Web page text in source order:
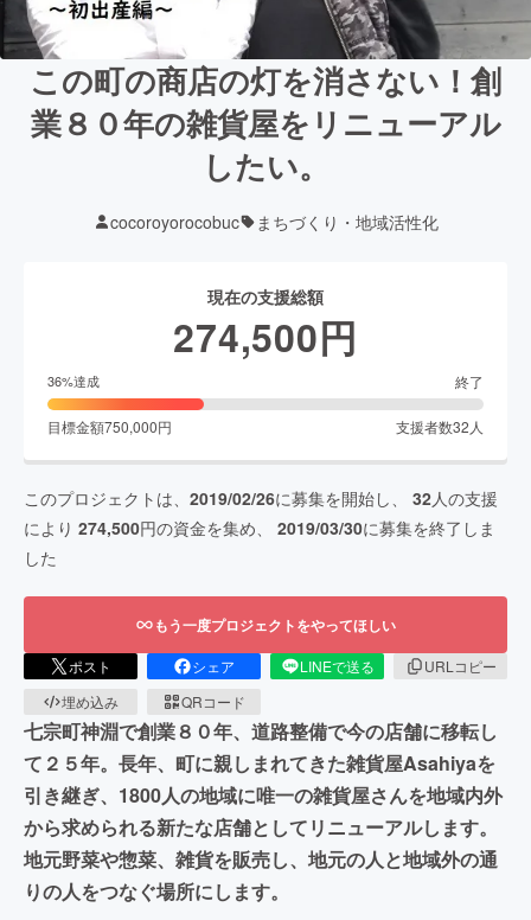
この町の商店の灯を消さない！創
業８０年の雑貨屋をリニューアル
したい。
cocoroyorocobuc まちづくり・地域活性化
現在の支援総額
274,500円
36%達成 終了
目標金額750,000円 支援者数32 人
このプロジェクトは、 2019/02/26に募集を開始し、 32人の支援
により 274,500円の資金を集め、 2019/03/30に募集を終了しま
した
もう一度プロジェクトをやってほしい
ポスト シェア LINEで送る
URLコピー
埋め込み
QRコード
七宗町神淵で創業８０年、道路整備で今の店舗に移転し
て２５年。長年、町に親しまれてきた雑貨屋Asahiyaを
引き継ぎ、1800人の地域に唯一の雑貨屋さんを地域内外
から求められる新たな店舗としてリニューアルします。
地元野菜や惣菜、雑貨を販売し、地元の人と地域外の通
りの人をつなぐ場所にします。